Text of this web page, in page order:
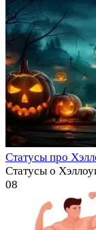
Статусы про
Статусы о
08